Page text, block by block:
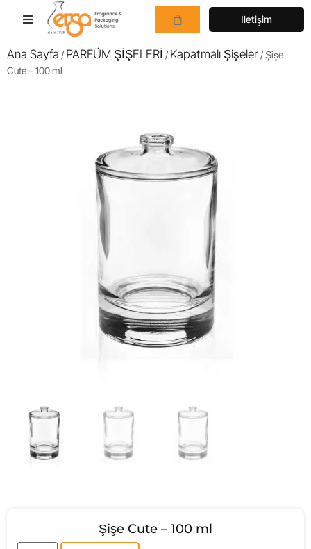
İletişim
Ana Sayfa /PARFÜM ŞİŞELERİ /Kapatmalı Şişeler/ Şişe
Cute – 100 ml
Şişe Cute – 100 ml